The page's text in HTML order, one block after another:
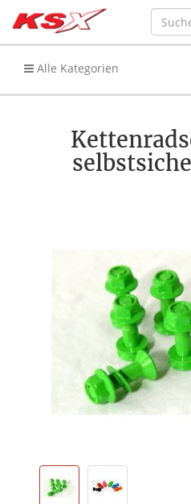
Alle Kategorien